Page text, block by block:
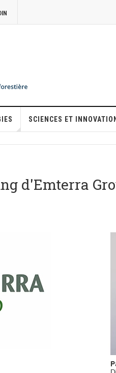
SCIENCES ET
d'Emterra